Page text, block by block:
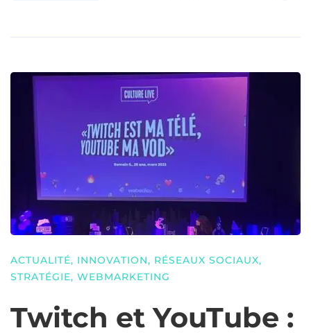
ACTUALITÉ, INNOVATION, RÉSEAUX SOCIAUX,
STRATÉGIE, WEBMARKETING
Twitch et YouTube :